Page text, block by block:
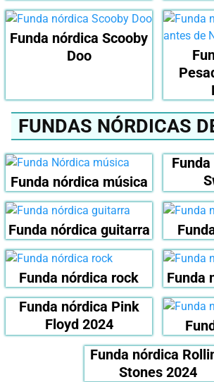
Funda nórdica Scooby
Doo
FUNDAS NÓRDICAS
Funda nórdica música
Funda nórdica guitarra
Funda nórdica rock
Funda
Funda nórdica Pink
Floyd 2024
Funda nórdica
Stones 2024